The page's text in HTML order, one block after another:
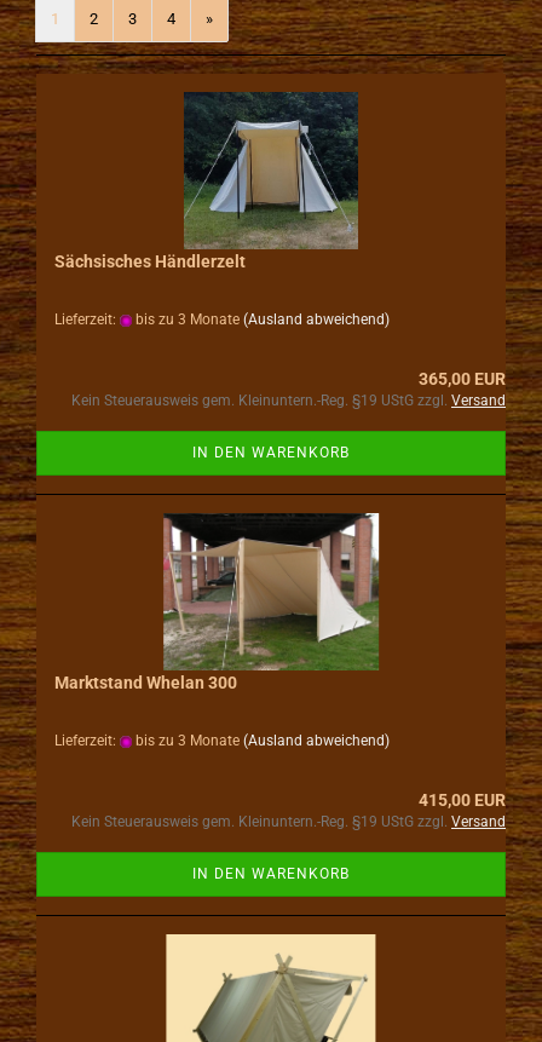
1 2 3 4 »
Sächsisches Händlerzelt
Lieferzeit: bis zu 3 Monate (Ausland abweichend)
365,00 EUR
Kein Steuerausweis gem. Kleinuntern.-Reg. §19 UStG zzgl. Versand
IN DEN WARENKORB
Marktstand Whelan 300
Lieferzeit: bis zu 3 Monate (Ausland abweichend)
415,00 EUR
Kein Steuerausweis gem. Kleinuntern.-Reg. §19 UStG zzgl. Versand
IN DEN WARENKORB